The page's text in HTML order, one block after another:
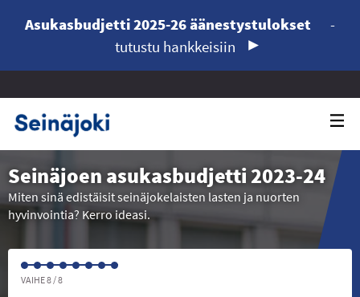
Asukasbudjetti 2025-26 äänestystulokset
-
tutustu hankkeisiin
Seinäjoen asukasbudjetti 2023-24
Miten sinä edistäisit seinäjokelaisten lasten ja nuorten
hyvinvointia? Kerro ideasi.
VAIHE 8 / 8